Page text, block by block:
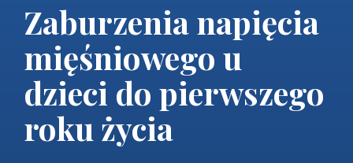
Zaburzenia napięcia
mięśniowego u
dzieci do pierwszego
roku życia